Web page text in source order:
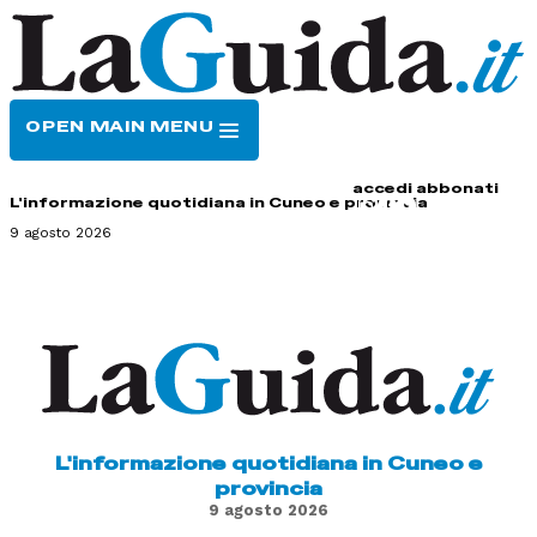
OPEN MAIN MENU
accedi abbonati
L'informazione quotidiana in Cuneo e provincia
9 agosto 2026
L'informazione quotidiana in Cuneo e
provincia
9 agosto 2026